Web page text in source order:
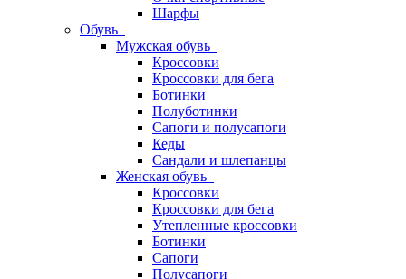
Шарфы
Обувь
Мужская обувь
Кроссовки
Кроссовки для бега
Ботинки
Полуботинки
Сапоги и полусапоги
Кеды
Сандали и шлепанцы
Женская обувь
Кроссовки
Кроссовки для бега
Утепленные кроссовки
Ботинки
Сапоги
Полусапоги